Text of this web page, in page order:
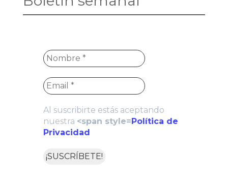
Al suscribirte estás aceptando
nuestra <span style=Política de
Privacidad